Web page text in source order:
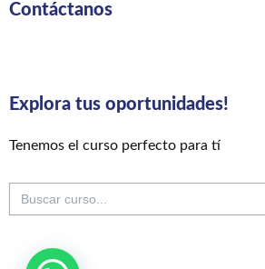
Contáctanos
Explora tus oportunidades!
Tenemos el curso perfecto para tí
Buscar: